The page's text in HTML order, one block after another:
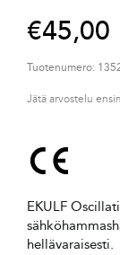
€45,00
Tuotenumero:
Jätä arvostelu
EKULF
hellävaraisesti.